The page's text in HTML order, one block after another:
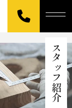
スタッフ紹介